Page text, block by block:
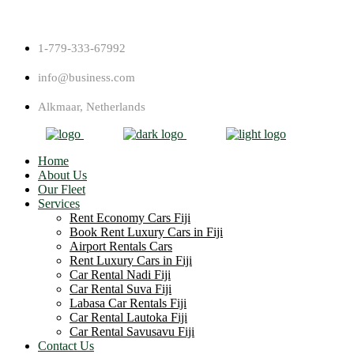
1-779-333-67992
info@business.com
Alkmaar, Netherlands
Home
About Us
Our Fleet
Services
Rent Economy Cars Fiji
Book Rent Luxury Cars in Fiji
Airport Rentals Cars
Rent Luxury Cars in Fiji
Car Rental Nadi Fiji
Car Rental Suva Fiji
Labasa Car Rentals Fiji
Car Rental Lautoka Fiji
Car Rental Savusavu Fiji
Contact Us